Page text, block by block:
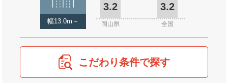
幅13.0m～
3.2 3.2
岡山県 全国
こだわり条件で探す